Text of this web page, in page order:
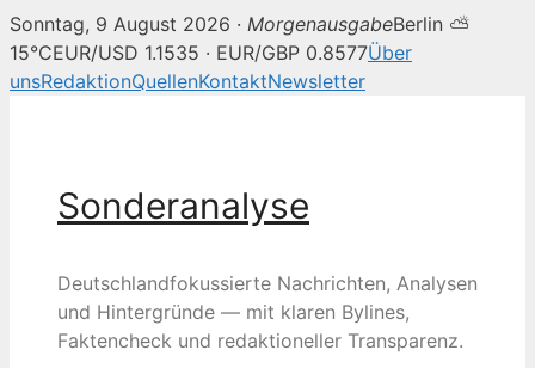
Sonntag, 9 August 2026 · MorgenausgabeBerlin ⛅
15°CEUR/USD 1.1535 · EUR/GBP 0.8577Über
unsRedaktionQuellenKontaktNewsletter
Sonderanalyse
Deutschlandfokussierte Nachrichten, Analysen
und Hintergründe — mit klaren Bylines,
Faktencheck und redaktioneller Transparenz.